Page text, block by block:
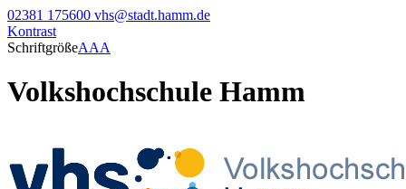
02381 175600 vhs@stadt.hamm.de
Kontrast
SchriftgrößeAAA
Volkshochschule Hamm